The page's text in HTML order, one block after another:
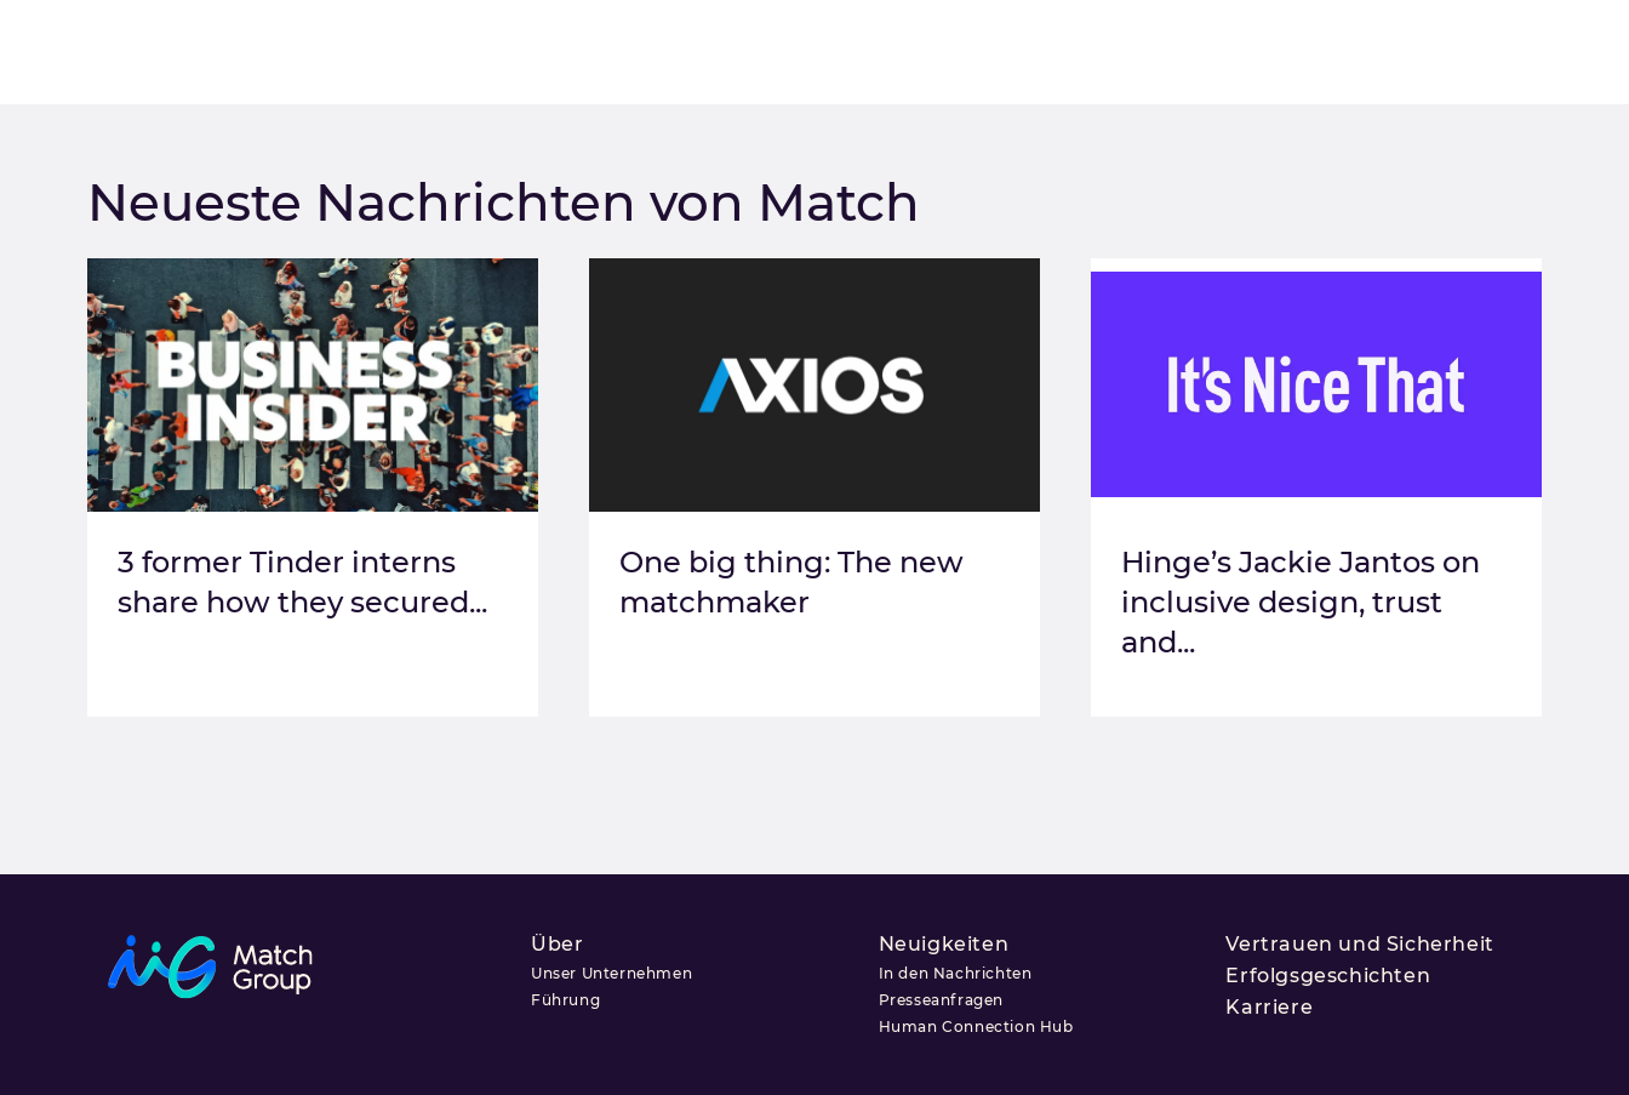
Neueste Nachrichten von Match
3 former Tinder interns
share how they secured...
One big thing: The new
matchmaker
Hinge’s Jackie Jantos on
inclusive design, trust
and...
Über
Unser Unternehmen
Führung
Neuigkeiten
In den Nachrichten
Presseanfragen
Human Connection Hub
Vertrauen und Sicherheit
Erfolgsgeschichten
Karriere